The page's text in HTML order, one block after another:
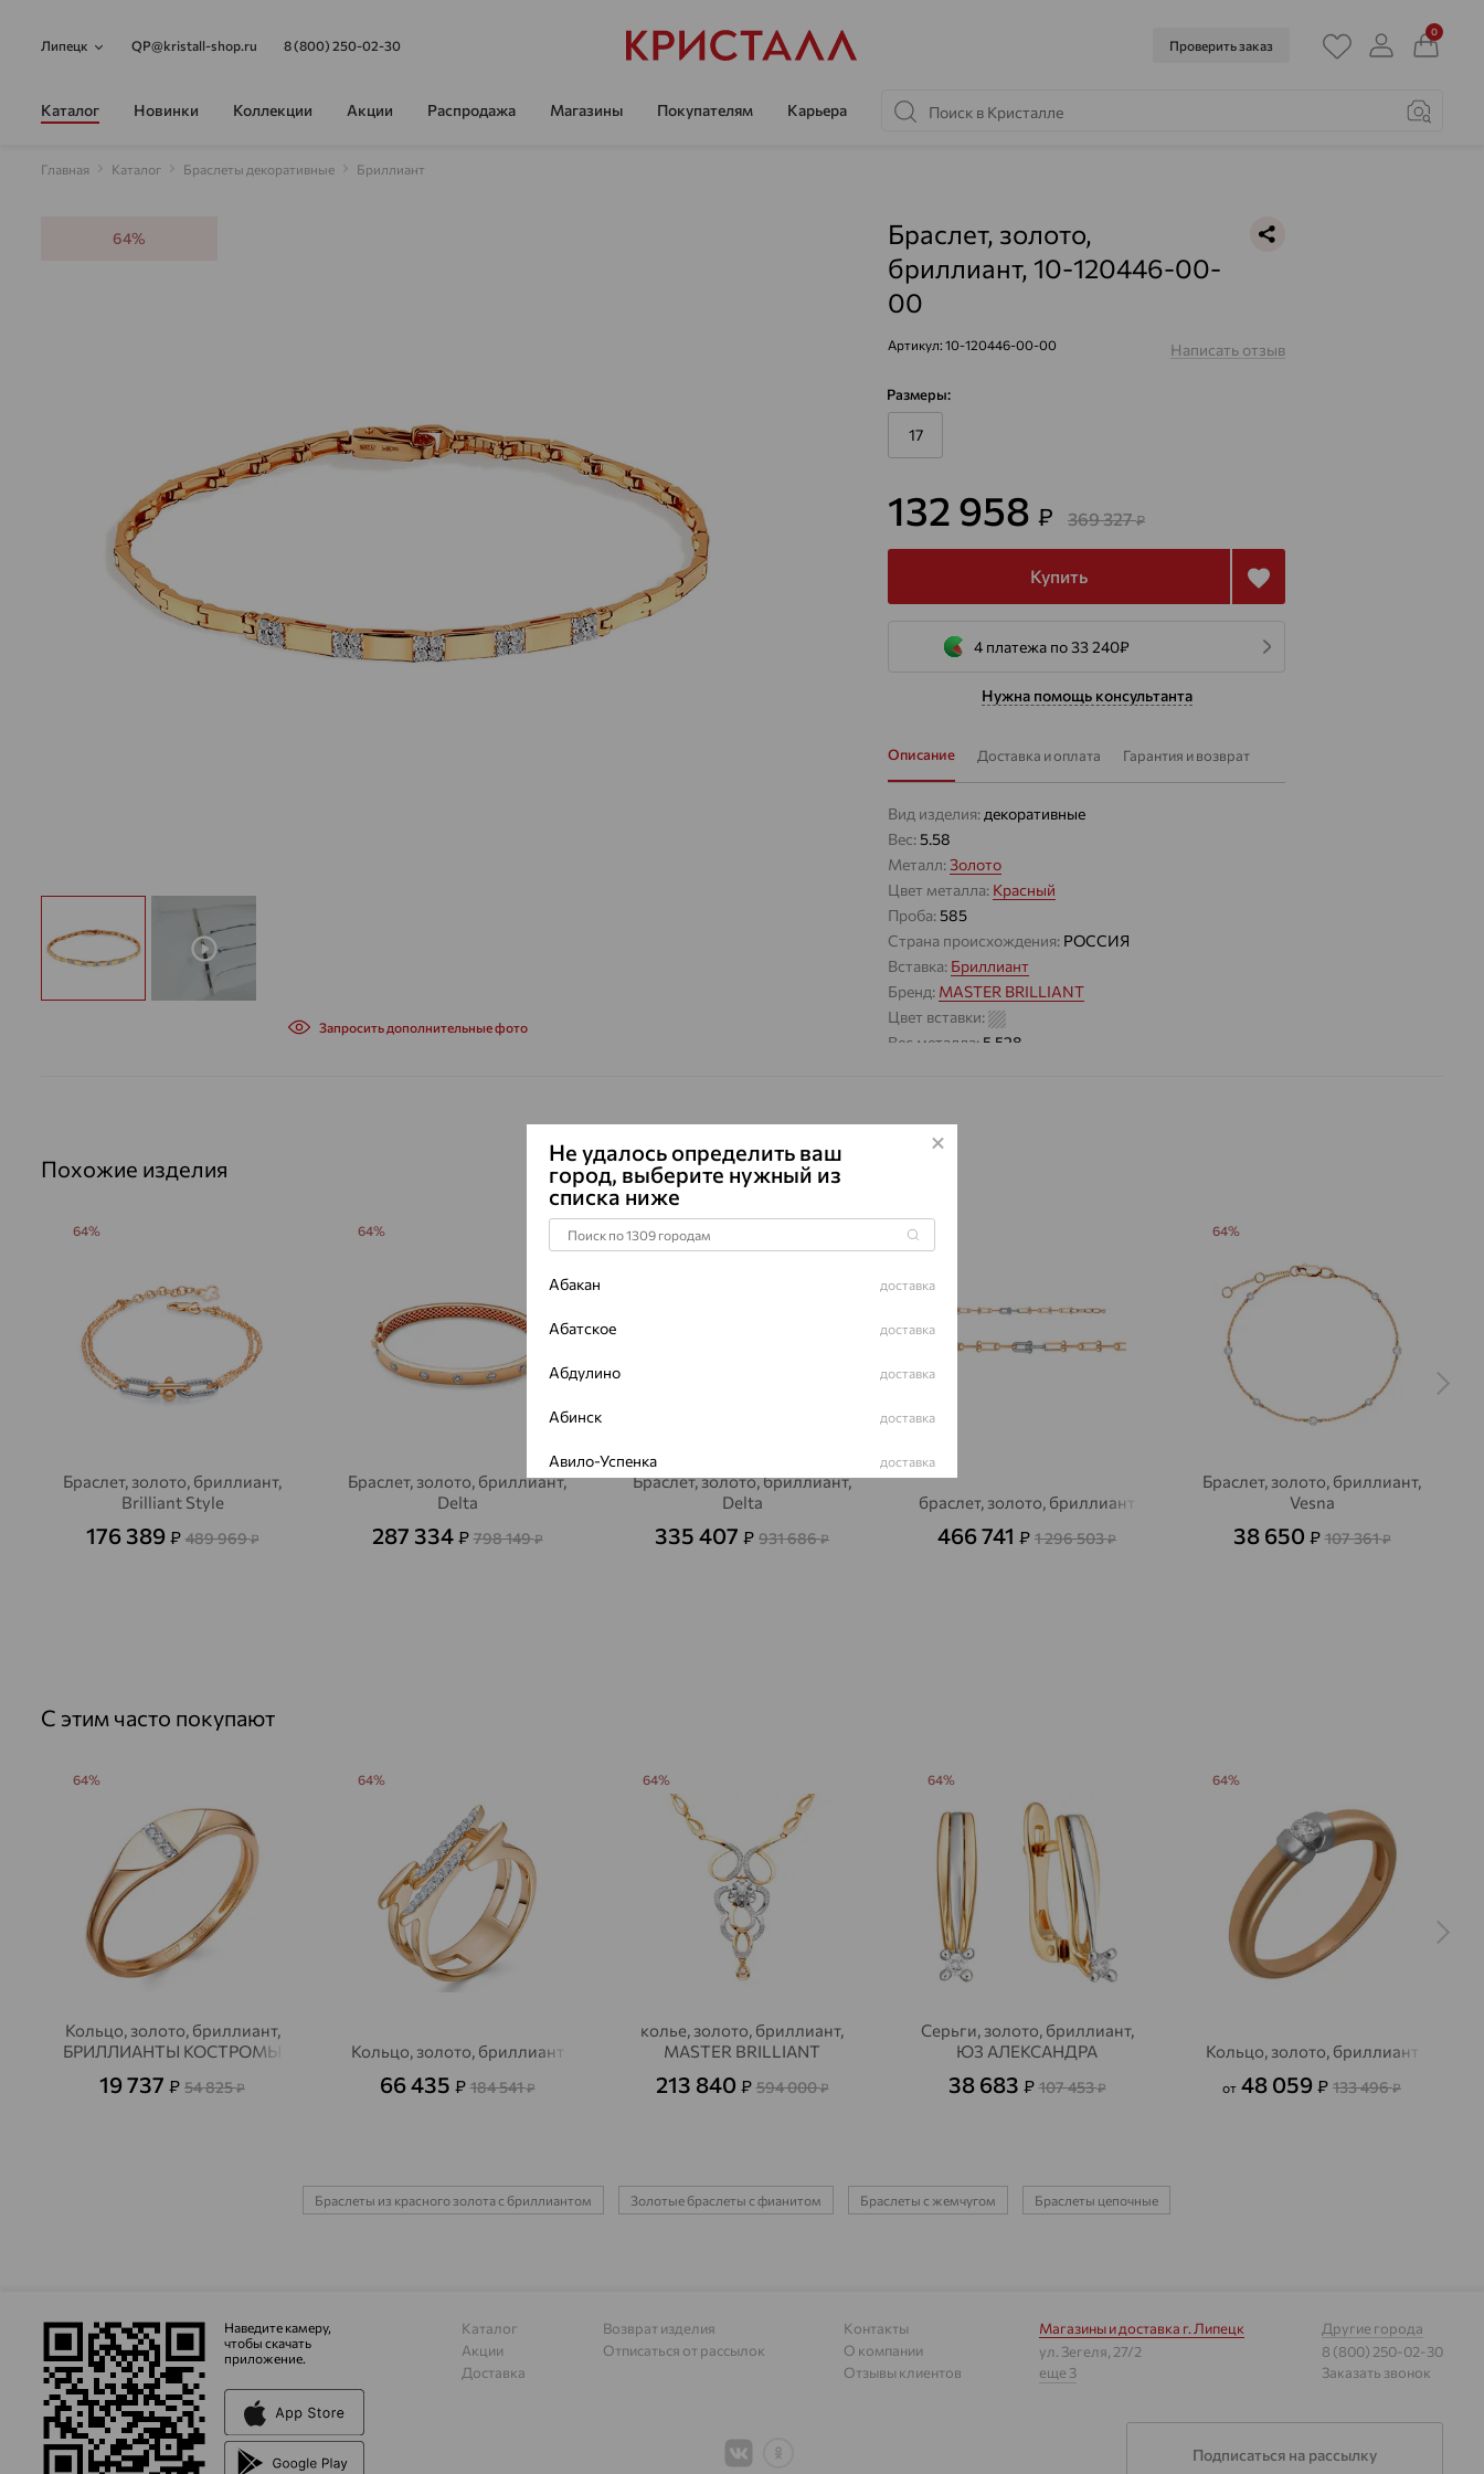
Липецк QP@kristall-shop.ru 8 (800) 250-02-30 Проверить заказ
0
Каталог Новинки Коллекции Акции Распродажа Магазины Покупателям Карьера
Главная Каталог Браслеты декоративные Бриллиант
64%
Запросить дополнительные фото
Браслет, золото,
бриллиант, 10-120446-00-
00
Артикул: 10-120446-00-00 Написать отзыв
Размеры:
17
132 958 ₽ 369 327₽
Купить
4 платежа по 33 240₽
Нужна помощь консультанта
Описание Доставка и оплата Гарантия и возврат
Вид изделия: декоративные
Вес:5.58
Металл:Золото
Цвет металла: Красный
Проба:585
Страна происхождения: РОССИЯ
Вставка: Бриллиант
Бренд: MASTER BRILLIANT
Цвет вставки:
Вес металла: 5.528
ВИД КАМНЯ
ВЕС
ФОРМА ОГРАНКИ
ГРАНЕЙ
Похожие изделия
Браслет, золото, бриллиант,
Brilliant Style
176 389 ₽ 489 969₽
64%
Браслет, золото, бриллиант,
Delta
287 334 ₽ 798 149₽
64%
Браслет, золото, бриллиант,
Delta
335 407 ₽ 931 686₽
64%
браслет, золото, бриллиант
466 741 ₽ 1 296 503₽
Браслет, золото, бриллиант,
Vesna
38 650 ₽ 107 361₽
64%
С этим часто покупают
Кольцо, золото, бриллиант,
БРИЛЛИАНТЫ КОСТРОМЫ
19 737 ₽ 54 825₽
64%
Кольцо, золото, бриллиант
66 435 ₽ 184 541₽
64%
колье, золото, бриллиант,
MASTER BRILLIANT
213 840 ₽ 594 000₽
64%
Серьги, золото, бриллиант,
ЮЗ АЛЕКСАНДРА
38 683 ₽ 107 453₽
64%
Кольцо, золото, бриллиант
от 48 059 ₽ 133 496₽
64%
Браслеты из красного золота с бриллиантом Золотые браслеты с фианитом Браслеты с жемчугом Браслеты цепочные
Наведите камеру,
чтобы скачать
приложение.
Каталог
Акции
Доставка
Возврат изделия
Отписаться от рассылок
Контакты
О компании
Отзывы клиентов
Магазины и доставка г. Липецк
ул. Зегеля, 27/2
еще 3
Другие города
8 (800) 250-02-30
Заказать звонок
Подписаться на рассылку
Не удалось определить ваш
город, выберите нужный из
списка ниже
Абакан доставка
Абатское доставка
Абдулино доставка
Абинск доставка
Авило-Успенка доставка
доставка
доставка
Алексеево-Лозовское доставка